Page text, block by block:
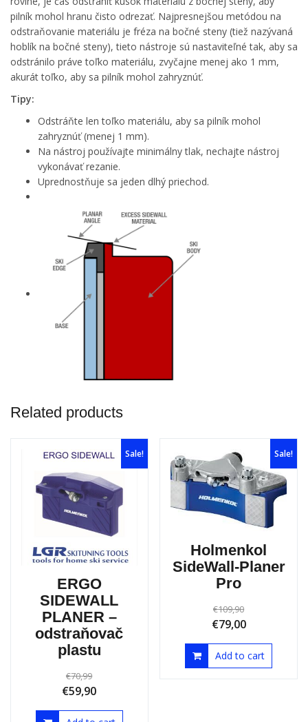
rovine, je čas odstrániť kúsok materiálu z bočnej steny, aby
pilník mohol hranu čisto odrezať. Najpresnejšou metódou na
odstraňovanie materiálu je fréza na bočné steny (tiež nazývaná
hoblík na bočné steny), tieto nástroje sú nastaviteľné tak, aby sa
odstránilo práve toľko materiálu, zvyčajne menej ako 1 mm,
Odstráňte len toľko materiálu, aby sa pilník mohol
zahryznúť (menej 1 mm).
Na nástroj používajte minimálny tlak, nechajte nástroj
vykonávať rezanie.
Related products
Sale!
ERGO
SIDEWALL
PLANER –
odstraňovač
plastu
€70,99
Sale!
Holmenkol
SideWall-Planer
€109,90
Add to cart